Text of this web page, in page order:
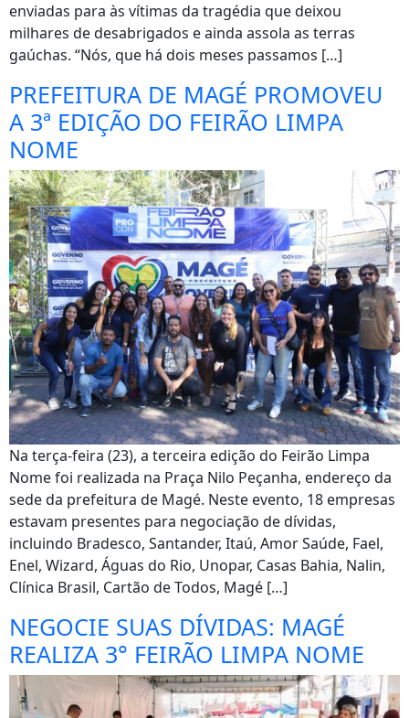
enviadas para às vítimas da tragédia que deixou
milhares de desabrigados e ainda assola as terras
gaúchas. “Nós, que há dois meses passamos […]
PREFEITURA DE MAGÉ PROMOVEU
A 3ª EDIÇÃO DO FEIRÃO LIMPA
NOME
Na terça-feira (23), a terceira edição do Feirão Limpa
Nome foi realizada na Praça Nilo Peçanha, endereço da
sede da prefeitura de Magé. Neste evento, 18 empresas
estavam presentes para negociação de dívidas,
incluindo Bradesco, Santander, Itaú, Amor Saúde, Fael,
Enel, Wizard, Águas do Rio, Unopar, Casas Bahia, Nalin,
Clínica Brasil, Cartão de Todos, Magé […]
NEGOCIE SUAS DÍVIDAS: MAGÉ
REALIZA 3° FEIRÃO LIMPA NOME